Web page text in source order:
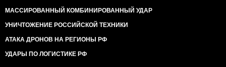
МАССИРОВАННЫЙ КОМБИНИРОВАННЫЙ УДАР
УНИЧТОЖЕНИЕ РОССИЙСКОЙ ТЕХНИКИ
АТАКА ДРОНОВ НА РЕГИОНЫ РФ
УДАРЫ ПО ЛОГИСТИКЕ РФ